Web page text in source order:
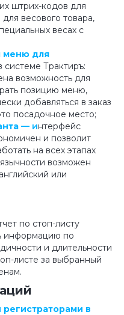
штрих-кодов для
весового товара,
весах с
меню для
системе Трактиръ:
возможность для
позицию меню,
добавляться в заказ
посадочное место;
— интерфейс
и позволит
на всех этапах
возможен
или
по стоп-листу
информацию по
и длительности
листе за выбранный
в